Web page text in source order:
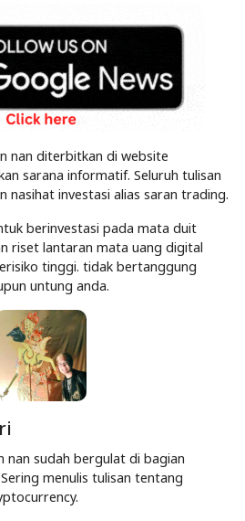
nan diterbitkan di website
sarana informatif. Seluruh tulisan
nasihat investasi alias saran trading.
berinvestasi pada mata duit
riset lantaran mata uang digital
tinggi. tidak bertanggung
untung anda.
nan sudah bergulat di bagian
menulis tulisan tentang